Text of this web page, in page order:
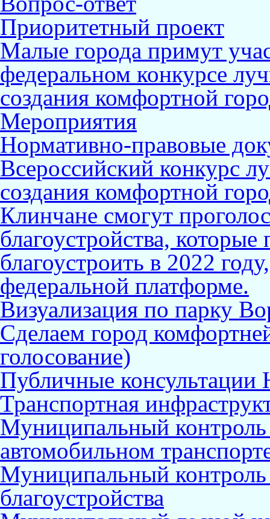
Приоритетный проект
Малые города примут
федеральном конкурсе
создания комфортной
Мероприятия
Нормативно-правовые
Всероссийский конкурс
создания комфортной
Клинчане смогут
благоустройства, которые
благоустроить в 2022
федеральной платформе.
Визуализация по парку
Сделаем город
голосование)
Публичные
Транспортная
Муниципальный контроль
автомобильном
Муниципальный контроль
благоустройства